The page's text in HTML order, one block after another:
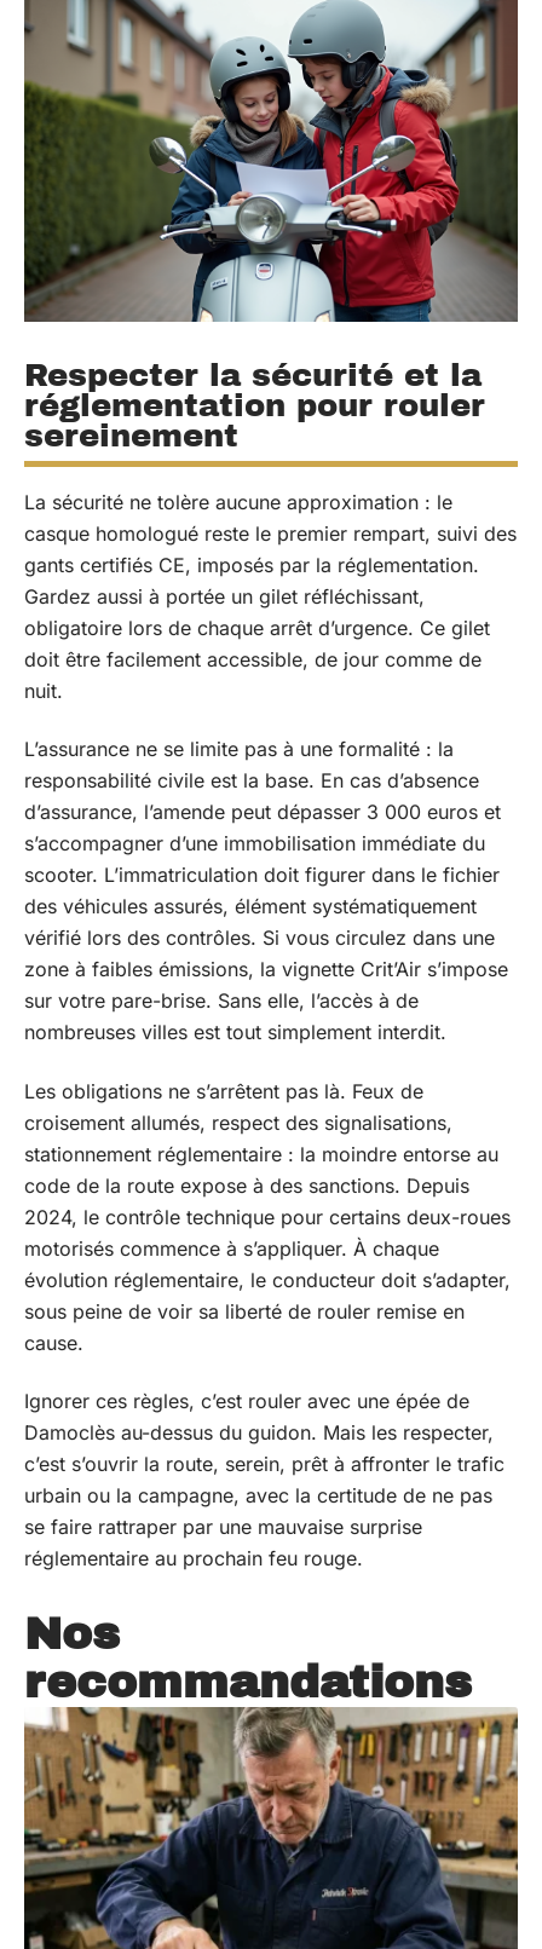
Respecter la sécurité et la
réglementation pour rouler
sereinement
La sécurité ne tolère aucune approximation : le
casque homologué reste le premier rempart, suivi des
gants certifiés CE, imposés par la réglementation.
Gardez aussi à portée un gilet réfléchissant,
obligatoire lors de chaque arrêt d’urgence. Ce gilet
doit être facilement accessible, de jour comme de
nuit.
L’assurance ne se limite pas à une formalité : la
responsabilité civile est la base. En cas d’absence
d’assurance, l’amende peut dépasser 3 000 euros et
s’accompagner d’une immobilisation immédiate du
scooter. L’immatriculation doit figurer dans le fichier
des véhicules assurés, élément systématiquement
vérifié lors des contrôles. Si vous circulez dans une
zone à faibles émissions, la vignette Crit’Air s’impose
sur votre pare-brise. Sans elle, l’accès à de
nombreuses villes est tout simplement interdit.
Les obligations ne s’arrêtent pas là. Feux de
croisement allumés, respect des signalisations,
stationnement réglementaire : la moindre entorse au
code de la route expose à des sanctions. Depuis
2024, le contrôle technique pour certains deux-roues
motorisés commence à s’appliquer. À chaque
évolution réglementaire, le conducteur doit s’adapter,
sous peine de voir sa liberté de rouler remise en
cause.
Ignorer ces règles, c’est rouler avec une épée de
Damoclès au-dessus du guidon. Mais les respecter,
c’est s’ouvrir la route, serein, prêt à affronter le trafic
urbain ou la campagne, avec la certitude de ne pas
se faire rattraper par une mauvaise surprise
réglementaire au prochain feu rouge.
Nos
recommandations